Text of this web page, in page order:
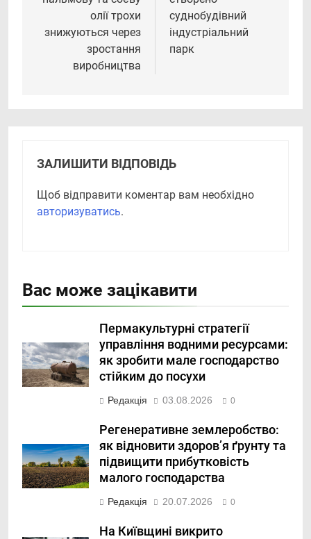
олії трохи
знижуються через
зростання
виробництва
суднобудівний
індустріальний
парк
ЗАЛИШИТИ ВІДПОВІДЬ
Щоб відправити коментар вам необхідно
авторизуватись.
Вас може зацікавити
Пермакультурні стратегії
управління водними ресурсами:
як зробити мале господарство
стійким до посухи
Редакція 03.08.2026 0
Регенеративне землеробство:
як відновити здоров’я ґрунту та
підвищити прибутковість
малого господарства
Редакція 20.07.2026 0
На Київщині викрито